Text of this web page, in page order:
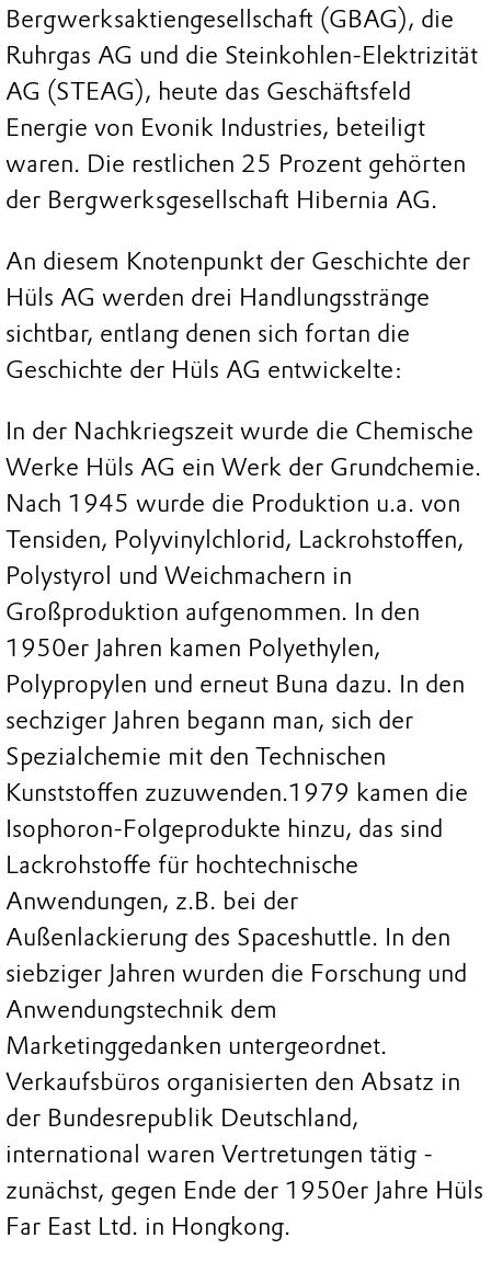
Bergwerksaktiengesellschaft (GBAG), die
Ruhrgas AG und die Steinkohlen-Elektrizität
AG (STEAG), heute das Geschäftsfeld
Energie von Evonik Industries, beteiligt
waren. Die restlichen 25 Prozent gehörten
der Bergwerksgesellschaft Hibernia AG.
An diesem Knotenpunkt der Geschichte der
Hüls AG werden drei Handlungsstränge
sichtbar, entlang denen sich fortan die
Geschichte der Hüls AG entwickelte:
In der Nachkriegszeit wurde die Chemische
Werke Hüls AG ein Werk der Grundchemie.
Nach 1945 wurde die Produktion u.a. von
Tensiden, Polyvinylchlorid, Lackrohstoffen,
Polystyrol und Weichmachern in
Großproduktion aufgenommen. In den
1950er Jahren kamen Polyethylen,
Polypropylen und erneut Buna dazu. In den
sechziger Jahren begann man, sich der
Spezialchemie mit den Technischen
Kunststoffen zuzuwenden.1979 kamen die
Isophoron-Folgeprodukte hinzu, das sind
Lackrohstoffe für hochtechnische
Anwendungen, z.B. bei der
Außenlackierung des Spaceshuttle. In den
siebziger Jahren wurden die Forschung und
Anwendungstechnik dem
Marketinggedanken untergeordnet.
Verkaufsbüros organisierten den Absatz in
der Bundesrepublik Deutschland,
international waren Vertretungen tätig -
zunächst, gegen Ende der 1950er Jahre Hüls
Far East Ltd. in Hongkong.